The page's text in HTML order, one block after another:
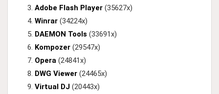
Adobe Flash Player (35627x)
Winrar (34224x)
DAEMON Tools (33691x)
Kompozer (29547x)
Opera (24841x)
DWG Viewer (24465x)
Virtual DJ (20443x)